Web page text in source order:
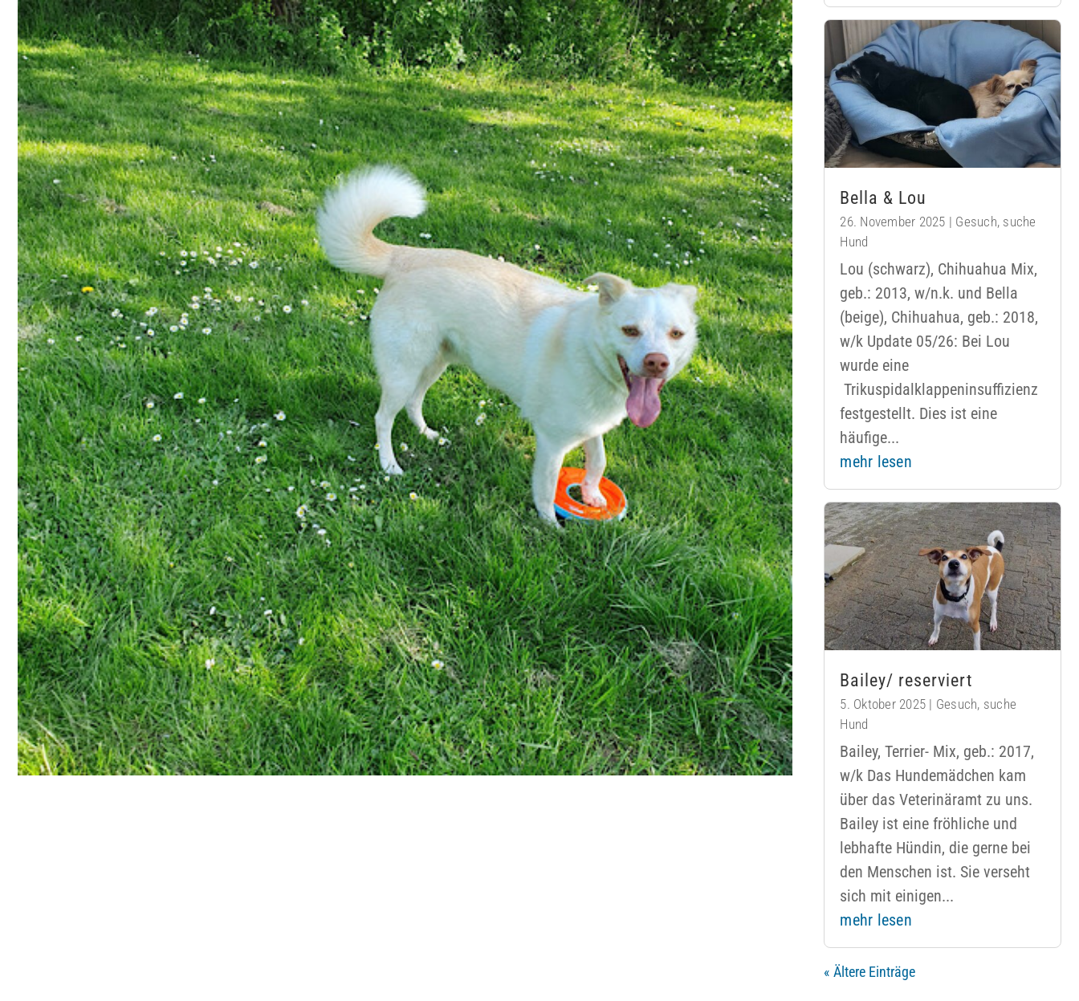
Bella & Lou
26. November 2025 | Gesuch, suche
Hund
Lou (schwarz), Chihuahua Mix,
geb.: 2013, w/n.k. und Bella
(beige), Chihuahua, geb.: 2018,
w/k Update 05/26: Bei Lou
wurde eine
Trikuspidalklappeninsuffizienz
festgestellt. Dies ist eine
häufige...
mehr lesen
Bailey/ reserviert
5. Oktober 2025 | Gesuch, suche
Hund
Bailey, Terrier- Mix, geb.: 2017,
w/k Das Hundemädchen kam
über das Veterinäramt zu uns.
Bailey ist eine fröhliche und
lebhafte Hündin, die gerne bei
den Menschen ist. Sie verseht
sich mit einigen...
mehr lesen
« Ältere Einträge